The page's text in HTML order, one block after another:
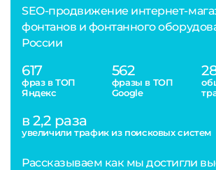
SEO-продвижение интернет-
фонтанов и фонтанного
России
617
фраз в ТОП
Яндекс
562
фразы в ТОП
Google
в 2,2 раза
увеличили трафик из поисковых систем
Рассказываем как мы достигли